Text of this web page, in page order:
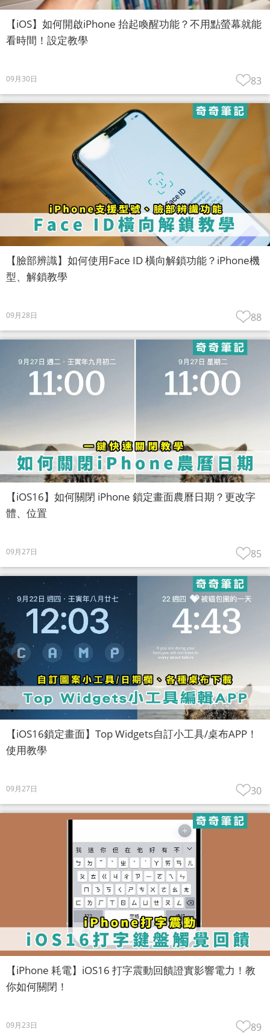
【iOS】如何開啟iPhone 抬起喚醒功能？不用點螢幕就能
看時間！設定教學
09月30日 83
【臉部辨識】如何使用Face ID 橫向解鎖功能？iPhone機
型、解鎖教學
09月28日 88
【iOS16】如何關閉 iPhone 鎖定畫面農曆日期？更改字
體、位置
09月27日 85
【iOS16鎖定畫面】Top Widgets自訂小工具/桌布APP！
使用教學
09月27日 30
【iPhone 耗電】iOS16 打字震動回饋證實影響電力！教
你如何關閉！
09月23日 89